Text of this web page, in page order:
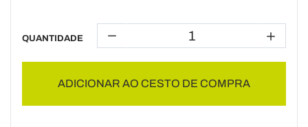
QUANTIDADE
ADICIONAR AO CESTO DE COMPRA